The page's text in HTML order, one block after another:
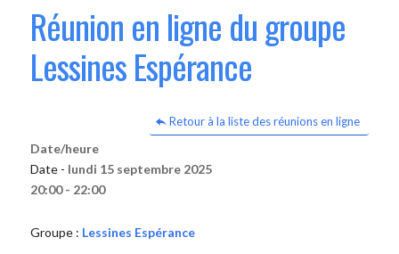
Réunion en ligne du groupe
Lessines Espérance
Retour à la liste des réunions en ligne
Date/heure
Date - lundi 15 septembre 2025
20:00 - 22:00
Groupe : Lessines Espérance